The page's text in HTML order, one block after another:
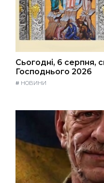
Сьогодні, 6 серпня,
Господнього 2026
# НОВИНИ